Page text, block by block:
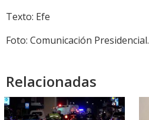
Texto: Efe
Foto: Comunicación Presidencial.
Relacionadas